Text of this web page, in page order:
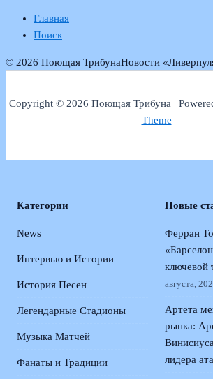
Главная
Поиск
© 2026 Поющая ТрибунаНовости
Copyright © 2026 Поющая Трибуна |
Theme
Категории
News
Интервью и Истории
История Песен
Легендарные Стадионы
Музыка Матчей
Фанаты и Традиции
Новые
Ферран
ключевой
августа,
Артета
рынка:
лидера